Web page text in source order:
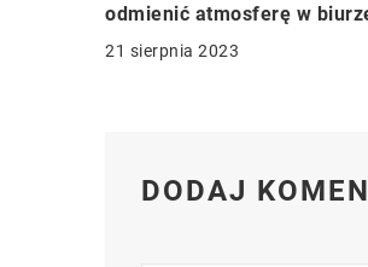
odmienić atmosferę w
21 sierpnia 2023
DODAJ